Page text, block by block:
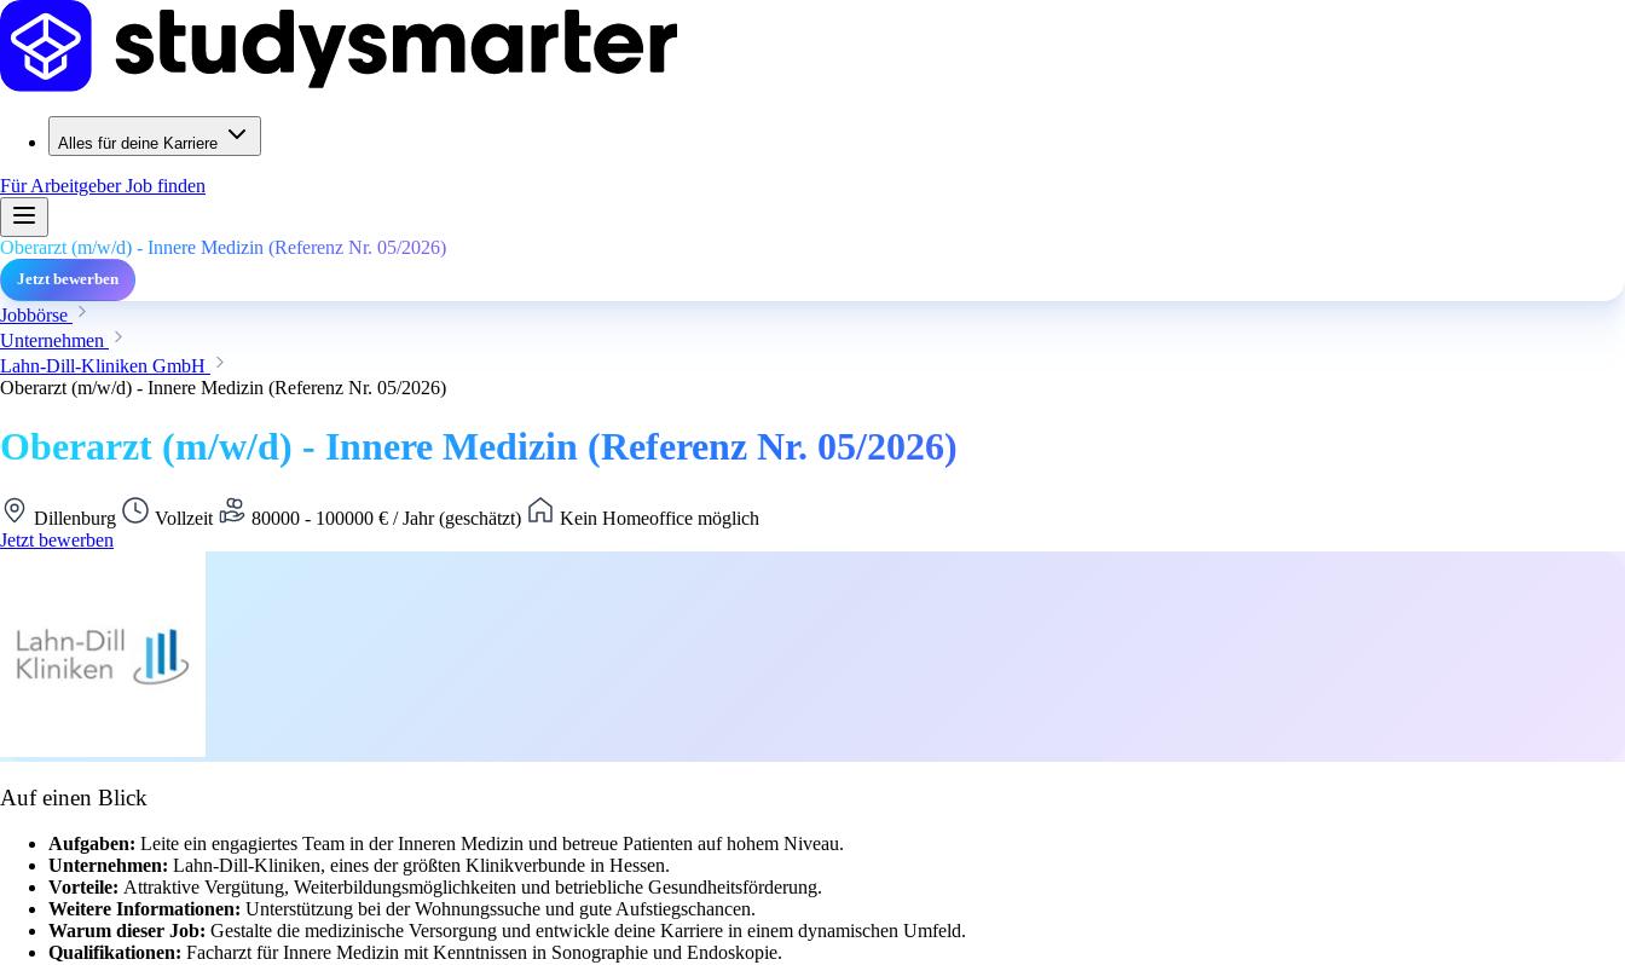
Alles für deine Karriere
Für ArbeitgeberJob finden
Oberarzt (m/w/d) - Innere Medizin (Referenz Nr. 05/2026)
Jetzt bewerben
Jobbörse
Unternehmen
Lahn-Dill-Kliniken GmbH
Oberarzt (m/w/d) - Innere Medizin (Referenz Nr. 05/2026)
Oberarzt (m/w/d) - Innere Medizin (Referenz Nr. 05/2026)
Dillenburg Vollzeit 80000 - 100000 € / Jahr (geschätzt)
Kein Homeoffice möglich
Jetzt bewerben
Auf einen Blick
Aufgaben: Leite ein engagiertes Team in der Inneren Medizin und betreue Patienten auf hohem Niveau.
Unternehmen: Lahn-Dill-Kliniken, eines der größten Klinikverbunde in Hessen.
Vorteile: Attraktive Vergütung, Weiterbildungsmöglichkeiten und betriebliche Gesundheitsförderung.
Weitere Informationen: Unterstützung bei der Wohnungssuche und gute Aufstiegschancen.
Warum dieser Job: Gestalte die medizinische Versorgung und entwickle deine Karriere in einem dynamischen Umfeld.
Qualifikationen: Facharzt für Innere Medizin mit Kenntnissen in Sonographie und Endoskopie.